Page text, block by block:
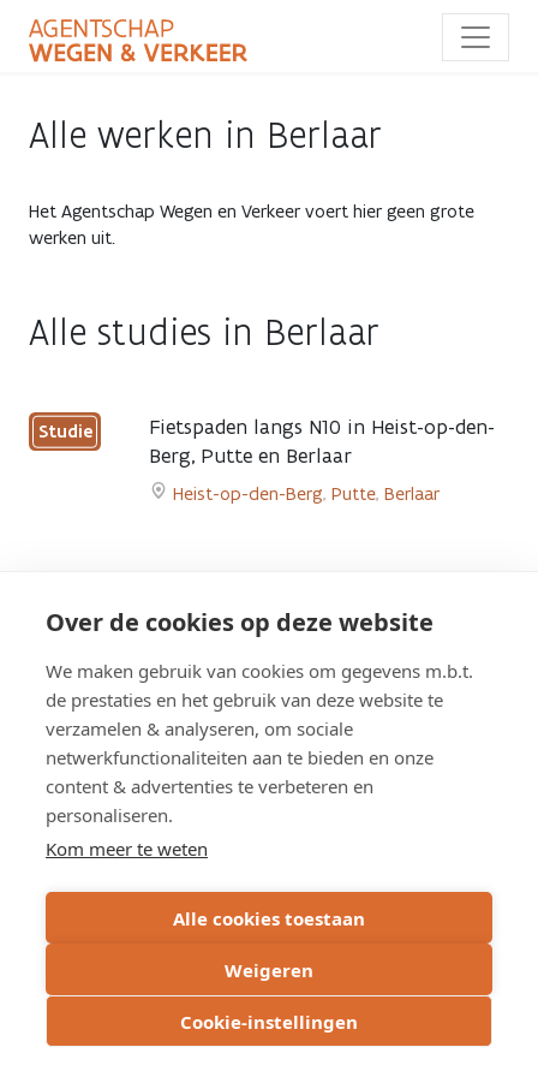
Over de cookies op deze website
We maken gebruik van cookies om gegevens m.b.t.
de prestaties en het gebruik van deze website te
verzamelen & analyseren, om sociale
netwerkfunctionaliteiten aan te bieden en onze
content & advertenties te verbeteren en
personaliseren.
Kom meer te weten
Alle cookies toestaan
Weigeren
Cookie-instellingen
naar
inhoud
gaanAlle werken in Berlaar
Het Agentschap Wegen en Verkeer voert hier geen grote
werken uit.
Alle studies in Berlaar
Studie
Fietspaden langs N10 in Heist-op-den-
Berg, Putte en Berlaar
Heist-op-den-Berg, Putte, Berlaar
N10
Heist-
op-
den-
Berg,
Putte
en
page
Overzicht werken
Overzicht studies